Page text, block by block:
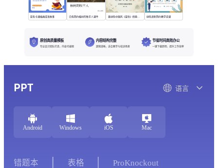
蓝色卡通插画成语故事 白色简约植树的牧羊人课件 墨绿色中国风《望岳》经典诗词欣赏 绿色清新简约教学说课
原创高质量模板
专业设计团队打造，内容可编辑
内容结构完整
逻辑清晰，适合教学与培训场景
节省时间高效办公
一键下载即用，提升工作效率
PPT 语言
Android Windows iOS Mac
错题本 表格 ProKnockout